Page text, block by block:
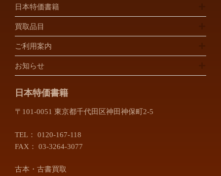
日本特価書籍
買取品目
ご利用案内
お知らせ
日本特価書籍
〒101-0051 東京都千代田区神田神保町2-5
TEL： 0120-167-118
FAX： 03-3264-3077
古本・古書買取